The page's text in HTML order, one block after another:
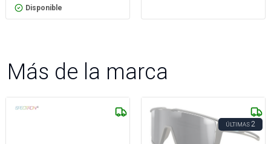
Disponible
Más de la marca
ÚLTIMAS2